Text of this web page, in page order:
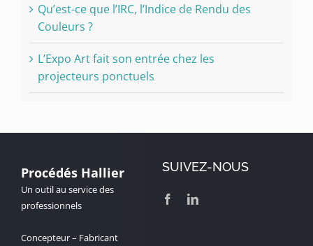
Qu’est-ce que l’IRC, l’Indice de Rendu des
Couleurs ?
L’Expo Art fait son entrée chez les
projecteurs ponctuels
Procédés Hallier
Un outil au service des
professionnels
Concepteur – Fabricant
SUIVEZ-NOUS